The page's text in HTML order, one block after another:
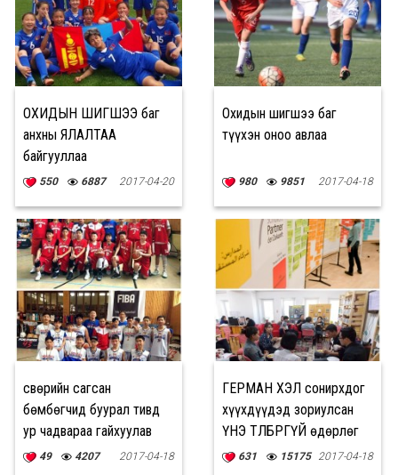
ОХИДЫН ШИГШЭЭ баг
анхны ЯЛАЛТАА
байгууллаа
550 6887 2017-04-20
Охидын шигшээ баг
түүхэн оноо авлаа
980 9851 2017-04-18
Өсвөрийн сагсан
бөмбөгчид буурал тивд
ур чадвараа гайхуулав
49 4207 2017-04-18
ГЕРМАН ХЭЛ сонирхдог
хүүхдүүдэд зориулсан
ҮНЭ ТӨЛБӨРГҮЙ өдөрлөг
болно
631 15175 2017-04-18